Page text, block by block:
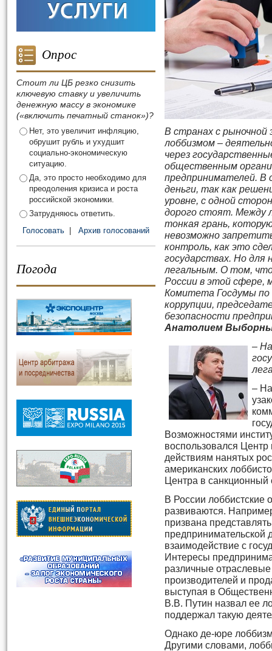
Опрос
Стоит ли ЦБ резко снизить
ключевую ставку и увеличить
денежную массу в экономике
(«включить печатный станок»)?
Нет, это увеличит инфляцию,
обрушит рубль и ухудшит
социально-экономическую
ситуацию.
Да, это просто необходимо для
преодоления кризиса и роста
российской экономики.
Затрудняюсь ответить.
Голосовать
Архив голосований
Погода
В странах с рыночной
лоббизмом –
через
общественным
предпринимателей. В
деньги, так как
уровне, с одной
дорого стоят. Между
тонкая грань,
невозможно
контроль, как это
государствах. Но для
легальным. О том,
России в этой сфере,
Комитета Госдумы по
коррупции,
безопасности
Анатолием
–
–
Возможностями
воспользовался
действиям нанятых
американских
Центра в
В России лоббистские
развиваются.
призвана
предпринимательской
взаимодействие с
Интересы
различные
производителей и
выступая в
В.В. Путин назвал ее
поддержал такую
Однако де-юре
Другими словами,